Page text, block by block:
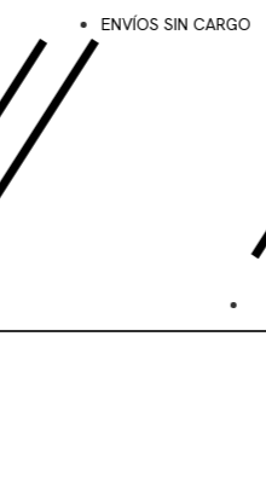
ENVÍOS SIN CARGO